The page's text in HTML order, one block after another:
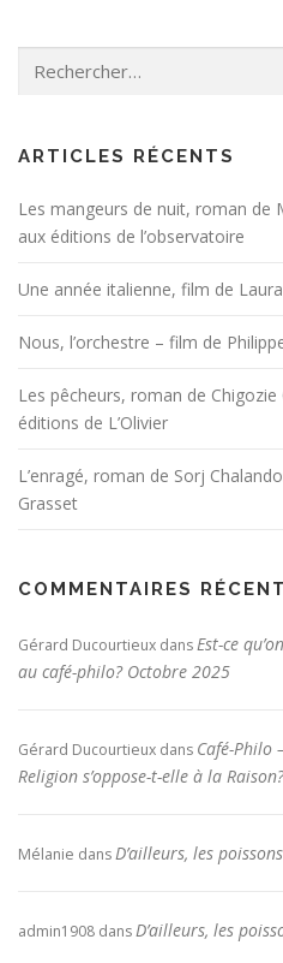
ARTICLES RÉCENTS
Les mangeurs de nuit, roman de
aux éditions de l’observatoire
Une année italienne, film de
Nous, l’orchestre – film de
Les pêcheurs, roman de
éditions de L’Olivier
L’enragé, roman de Sorj
Grasset
COMMENTAIRES
Gérard Ducourtieux dansEst-ce
au café-philo? Octobre 2025
Gérard Ducourtieux dans Café-Philo
Religion s’oppose-t-elle à la Raison?
Mélanie dansD’ailleurs, les
admin1908 dansD’ailleurs, les